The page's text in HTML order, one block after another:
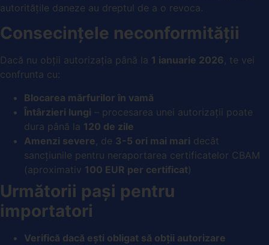
autoritățile daneze au dreptul de a o revoca.
Consecințele neconformității
Dacă nu obții autorizația până la 1 ianuarie 2026, te vei
confrunta cu:
Blocarea mărfurilor în vamă
Întârzieri lungi – procesarea unei autorizații poate
dura până la 120 de zile
Amenzi severe , de 3-5 ori mai mari decât
sancțiunile pentru neraportarea certificatelor CBAM
(aproximativ 100 EUR per certificat)
Următorii pași pentru
importatori
Verifică dacă ești obligat să obții autorizare